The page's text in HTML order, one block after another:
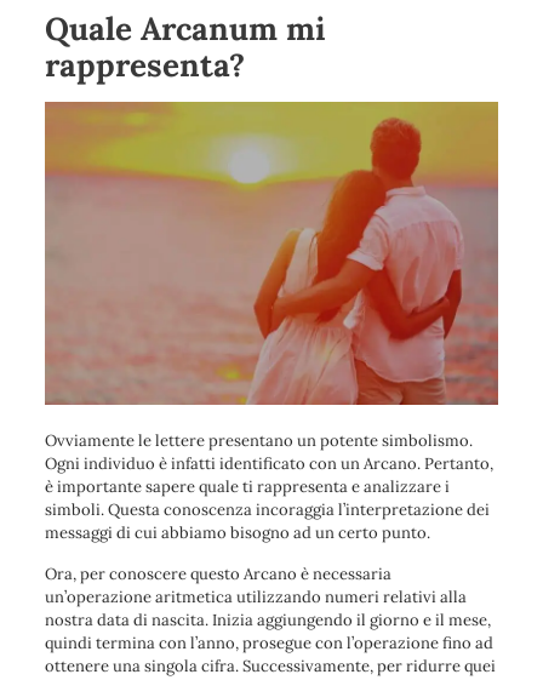
Quale Arcanum mi
rappresenta?
Ovviamente le lettere presentano un potente simbolismo.
Ogni individuo è infatti identificato con un Arcano. Pertanto,
è importante sapere quale ti rappresenta e analizzare i
simboli. Questa conoscenza incoraggia l’interpretazione dei
messaggi di cui abbiamo bisogno ad un certo punto.
Ora, per conoscere questo Arcano è necessaria
un’operazione aritmetica utilizzando numeri relativi alla
nostra data di nascita. Inizia aggiungendo il giorno e il mese,
quindi termina con l’anno, prosegue con l’operazione fino ad
ottenere una singola cifra. Successivamente, per ridurre quei